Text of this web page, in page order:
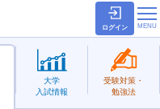
ログイン
大学
入試情報
受験対策・
勉強法